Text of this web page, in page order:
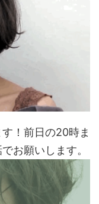
！前日の20時ま
お願いします。